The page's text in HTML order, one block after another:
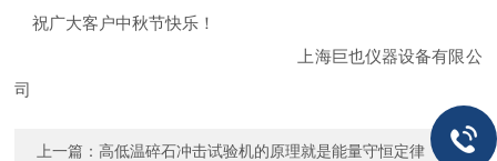
祝广大客户中秋节快乐！
上海巨也仪器设备有限公
司
上一篇：高低温碎石冲击试验机的原理就是能量守恒定律